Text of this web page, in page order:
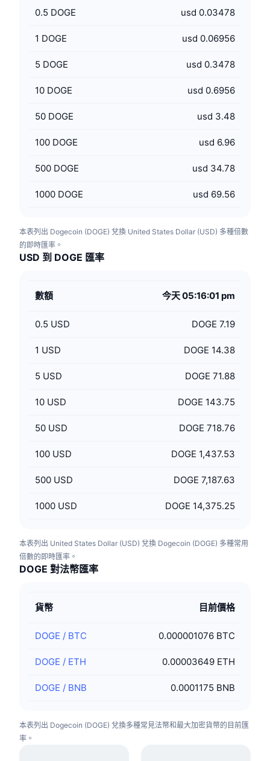
0.5 DOGE usd 0.03478
1 DOGE usd 0.06956
5 DOGE usd 0.3478
10 DOGE usd 0.6956
50 DOGE usd 3.48
100 DOGE usd 6.96
500 DOGE usd 34.78
1000 DOGE usd 69.56
本表列出 Dogecoin (DOGE) 兌換 United States Dollar (USD) 多種倍數
的即時匯率。
USD 到 DOGE 匯率
數額 今天 05:16:01 pm
0.5 USD DOGE 7.19
1 USD DOGE 14.38
5 USD DOGE 71.88
10 USD DOGE 143.75
50 USD DOGE 718.76
100 USD DOGE 1,437.53
500 USD DOGE 7,187.63
1000 USD DOGE 14,375.25
本表列出 United States Dollar (USD) 兌換 Dogecoin (DOGE) 多種常用
倍數的即時匯率。
DOGE 對法幣匯率
貨幣 目前價格
DOGE / BTC 0.000001076 BTC
DOGE / ETH 0.00003649 ETH
DOGE / BNB 0.0001175 BNB
本表列出 Dogecoin (DOGE) 兌換多種常見法幣和最大加密貨幣的目前匯
率。